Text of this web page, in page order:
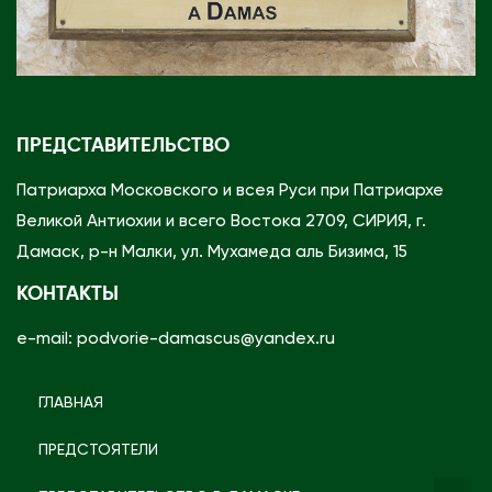
ПРЕДСТАВИТЕЛЬСТВО
Патриарха Московского и всея Руси при Патриархе
Великой Антиохии и всего Востока 2709, СИРИЯ, г.
Дамаск, р-н Малки, ул. Мухамеда аль Бизима, 15
КОНТАКТЫ
e-mail: podvorie-damascus@yandex.ru
ГЛАВНАЯ
ПРЕДСТОЯТЕЛИ